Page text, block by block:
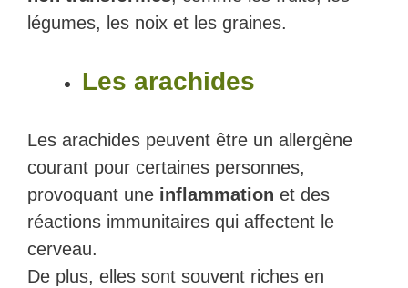
légumes, les noix et les graines.
Les arachides
Les arachides peuvent être un allergène
courant pour certaines personnes,
provoquant une inflammation et des
réactions immunitaires qui affectent le
cerveau.
De plus, elles sont souvent riches en